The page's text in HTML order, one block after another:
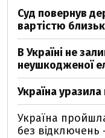
Суд повернув
вартістю
В Україні не
неушкодженої
Україна
Україна
без